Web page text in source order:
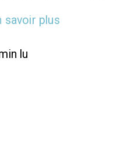
savoir plus
lu